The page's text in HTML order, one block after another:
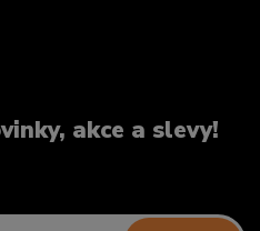
akce a slevy!